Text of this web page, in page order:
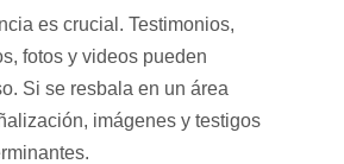
es crucial. Testimonios,
fotos y videos pueden
Si se resbala en un área
imágenes y testigos